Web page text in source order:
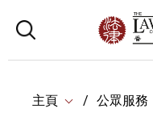
主頁 公眾服務